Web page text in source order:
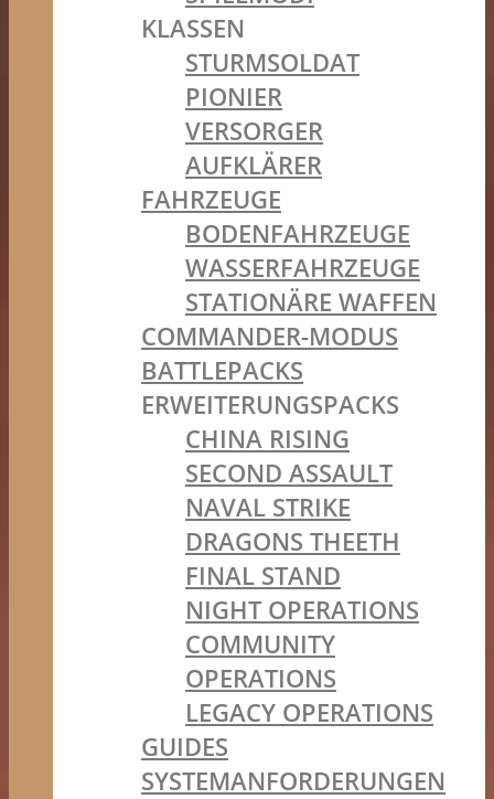
KLASSEN
STURMSOLDAT
PIONIER
VERSORGER
AUFKLÄRER
FAHRZEUGE
BODENFAHRZEUGE
WASSERFAHRZEUGE
STATIONÄRE WAFFEN
COMMANDER-MODUS
BATTLEPACKS
ERWEITERUNGSPACKS
CHINA RISING
SECOND ASSAULT
NAVAL STRIKE
DRAGONS THEETH
FINAL STAND
NIGHT OPERATIONS
COMMUNITY
OPERATIONS
LEGACY OPERATIONS
GUIDES
SYSTEMANFORDERUNGEN